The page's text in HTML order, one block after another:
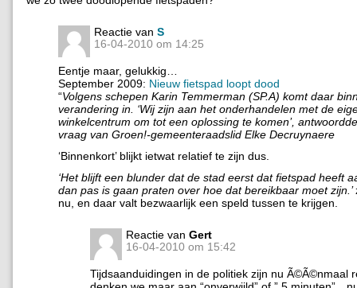
Reactie van S
16-04-2010 om 14:25
Eentje maar, gelukkig…
September 2009: Nieuw fietspad loopt dood
“Volgens schepen Karin Temmerman (SP.A) komt daar
verandering in. ‘Wij zijn aan het onderhandelen met de
winkelcentrum om tot een oplossing te komen’,
vraag van Groen!-gemeenteraadslid Elke Decruynaere
‘Binnenkort’ blijkt ietwat relatief te zijn dus.
‘Het blijft een blunder dat de stad eerst dat fietspad heeft
dan pas is gaan praten over hoe dat bereikbaar moet zijn.’
nu, en daar valt bezwaarlijk een speld tussen te krijgen.
Reactie van Gert
16-04-2010 om 15:42
Tijdsaanduidingen in de politiek zijn nu Ã©Ã©nmaal